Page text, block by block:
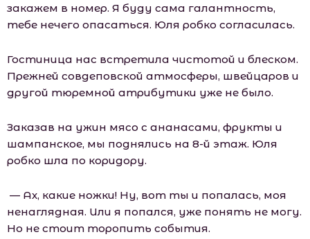
закажем в номер. Я буду сама галантность,
тебе нечего опасаться. Юля робко согласилась.
Гостиница нас встретила чистотой и блеском.
Прежней совдеповской атмосферы, швейцаров и
другой тюремной атрибутики уже не было.
Заказав на ужин мясо с ананасами, фрукты и
шампанское, мы поднялись на 8-й этаж. Юля
робко шла по коридору.
— Ах, какие ножки! Ну, вот ты и попалась, моя
ненаглядная. Или я попался, уже понять не могу.
Но не стоит торопить события.